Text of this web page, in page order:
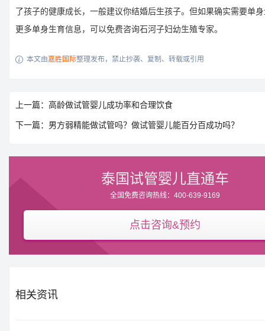
了孩子的健康成长，一般建议你结婚后生孩子。但如果确实需要单
更多单身生育信息，可以免费咨询石河子妇幼生殖专家。
 本文由嘉胜国际整理发布，禁止抄袭、复制、转载或引用
上一篇：高龄做试管婴儿成功率和合理饮食
下一篇：男方弱精能做试管吗？做试管婴儿能百分百成功吗？
泰国试管婴儿直通车
全国免费咨询热线：400-639-9169
点击咨询&预约
相关资讯